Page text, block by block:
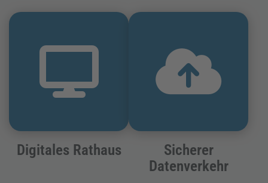
Digitales Rathaus
Sicherer
Datenverkehr